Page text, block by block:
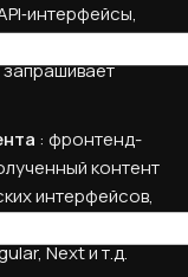
: фронтенд-
контент
интерфейсов,
Next и т.д.